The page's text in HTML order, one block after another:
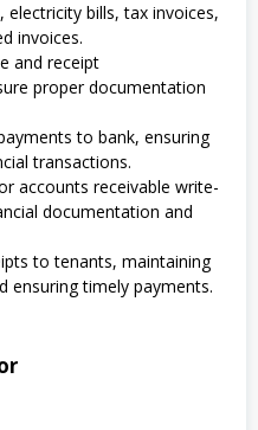
electricity bills, tax invoices,
invoices.
and receipt
proper documentation
to bank, ensuring
transactions.
accounts receivable write-
documentation and
to tenants, maintaining
ensuring timely payments.